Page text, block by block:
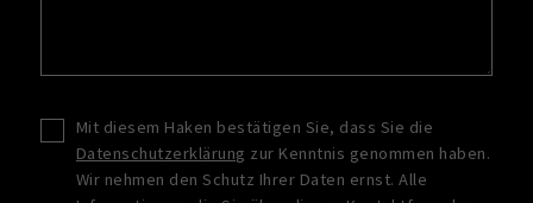
Mit diesem Haken bestätigen Sie, dass Sie die
Datenschutzerklärung zur Kenntnis genommen haben.
Wir nehmen den Schutz Ihrer Daten ernst. Alle